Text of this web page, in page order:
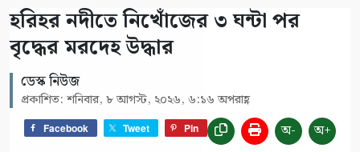
হরিহর নদীতে নিখোঁজের ৩ ঘন্টা পর
বৃদ্ধের মরদেহ উদ্ধার
ডেস্ক নিউজ
প্রকাশিত: শনিবার, ৮ আগস্ট, ২০২৬, ৬:১৬ অপরাহ্ণ
Facebook Tweet Pin অ- অ+